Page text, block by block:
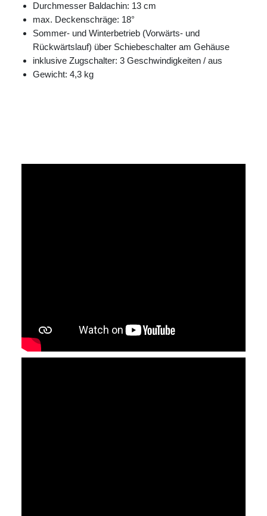
Durchmesser Baldachin: 13 cm
max. Deckenschräge: 18°
Sommer- und Winterbetrieb (Vorwärts- und
Rückwärtslauf) über Schiebeschalter am Gehäuse
inklusive Zugschalter: 3 Geschwindigkeiten / aus
Gewicht: 4,3 kg